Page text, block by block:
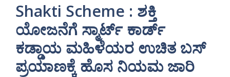
Shakti Scheme : ಶಕ್ತಿ
ಯೋಜನೆಗೆ ಸ್ಮಾರ್ಟ್ ಕಾರ್ಡ್
ಕಡ್ಡಾಯ ಮಹಿಳೆಯರ ಉಚಿತ ಬಸ್
ಪ್ರಯಾಣಕ್ಕೆ ಹೊಸ ನಿಯಮ ಜಾರಿ